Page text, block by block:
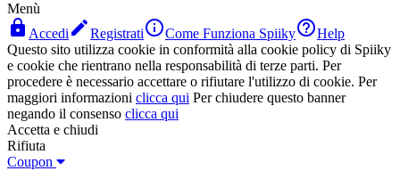
Menù
 AccediRegistratiCome Funziona SpiikyHelp
Questo sito utilizza cookie in conformità alla cookie policy di Spiiky
e cookie che rientrano nella responsabilità di terze parti. Per
procedere è necessario accettare o rifiutare l'utilizzo di cookie. Per
maggiori informazioni clicca qui Per chiudere questo banner
negando il consenso clicca qui
Accetta e chiudi
Rifiuta
Coupon